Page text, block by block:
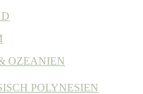
OZEANIEN
POLYNESIEN